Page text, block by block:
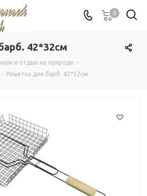
0
42*32см
и отдых на природе -
- Решетка для барб. 42*32см